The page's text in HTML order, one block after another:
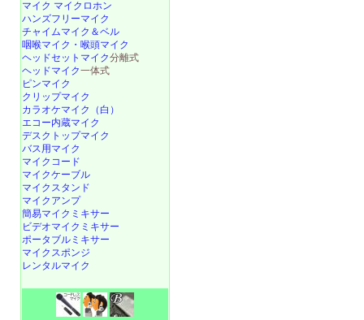
マイク マイクロホン
ハンズフリーマイク
チャイムマイク＆ベル
咽喉マイク・喉頭マイク
ヘッドセットマイク分離式
ヘッドマイク一体式
ピンマイク
クリップマイク
カラオケマイク（白）
エコー内蔵マイク
デスクトップマイク
バス用マイク
マイクコード
マイクケーブル
マイクスタンド
マイクアンプ
簡易マイクミキサー
ビデオマイクミキサー
ポータブルミキサー
マイクスポンジ
レンタルマイク